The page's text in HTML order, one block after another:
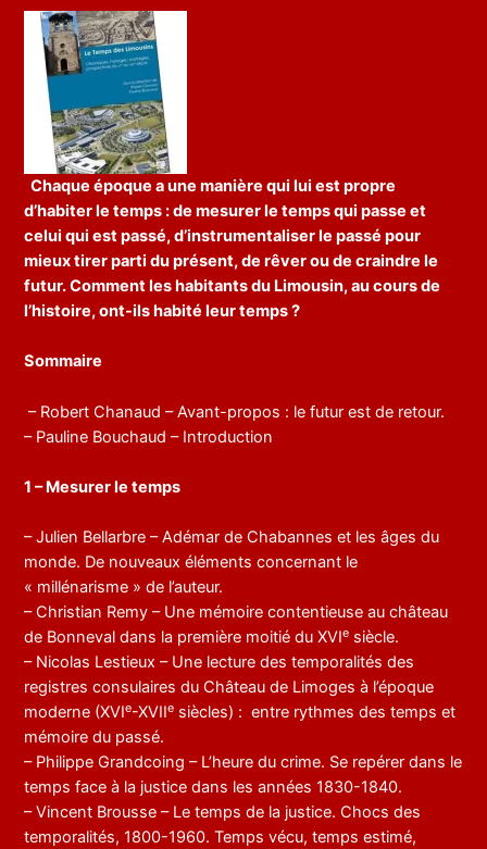
Chaque époque a une manière qui lui est propre
d’habiter le temps : de mesurer le temps qui passe et
celui qui est passé, d’instrumentaliser le passé pour
mieux tirer parti du présent, de rêver ou de craindre le
futur. Comment les habitants du Limousin, au cours de
l’histoire, ont-ils habité leur temps ?
Sommaire
– Robert Chanaud – Avant-propos : le futur est de retour.
– Pauline Bouchaud – Introduction
1 – Mesurer le temps
– Julien Bellarbre – Adémar de Chabannes et les âges du
monde. De nouveaux éléments concernant le
« millénarisme » de l’auteur.
– Christian Remy – Une mémoire contentieuse au château
de Bonneval dans la première moitié du XVIe siècle.
– Nicolas Lestieux – Une lecture des temporalités des
registres consulaires du Château de Limoges à l’époque
moderne (XVIe-XVIIe siècles) : entre rythmes des temps et
mémoire du passé.
– Philippe Grandcoing – L’heure du crime. Se repérer dans le
temps face à la justice dans les années 1830-1840.
– Vincent Brousse – Le temps de la justice. Chocs des
temporalités, 1800-1960. Temps vécu, temps estimé,